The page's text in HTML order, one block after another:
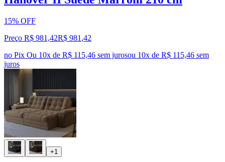
15% OFF
Preço R$ 981,42R$ 981 ,42
no Pix Ou 10x de R$ 115,46 sem jurosou 10x de R$ 115,46 sem
juros
+1